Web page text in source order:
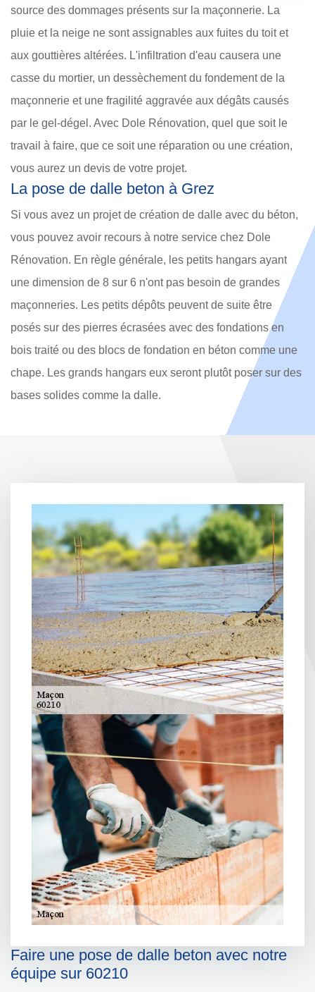
source des dommages présents sur la maçonnerie. La
pluie et la neige ne sont assignables aux fuites du toit et
aux gouttières altérées. L'infiltration d'eau causera une
casse du mortier, un dessèchement du fondement de la
maçonnerie et une fragilité aggravée aux dégâts causés
par le gel-dégel. Avec Dole Rénovation, quel que soit le
travail à faire, que ce soit une réparation ou une création,
vous aurez un devis de votre projet.
La pose de dalle beton à Grez
Si vous avez un projet de création de dalle avec du béton,
vous pouvez avoir recours à notre service chez Dole
Rénovation. En règle générale, les petits hangars ayant
une dimension de 8 sur 6 n'ont pas besoin de grandes
maçonneries. Les petits dépôts peuvent de suite être
posés sur des pierres écrasées avec des fondations en
bois traité ou des blocs de fondation en béton comme une
chape. Les grands hangars eux seront plutôt poser sur des
bases solides comme la dalle.
Faire une pose de dalle beton avec notre
équipe sur 60210